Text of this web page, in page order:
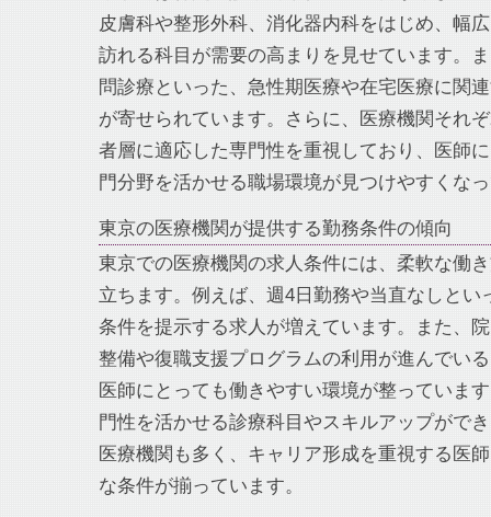
皮膚科や整形外科、消化器内科をはじめ、幅
訪れる科目が需要の高まりを見せています。
問診療といった、急性期医療や在宅医療に関
が寄せられています。さらに、医療機関それ
者層に適応した専門性を重視しており、医師
門分野を活かせる職場環境が見つけやすくな
東京の医療機関が提供する勤務条件の傾向
東京での医療機関の求人条件には、柔軟な働
立ちます。例えば、週4日勤務や当直なしとい
条件を提示する求人が増えています。また、
整備や復職支援プログラムの利用が進んでい
医師にとっても働きやすい環境が整っていま
門性を活かせる診療科目やスキルアップがで
医療機関も多く、キャリア形成を重視する医
な条件が揃っています。